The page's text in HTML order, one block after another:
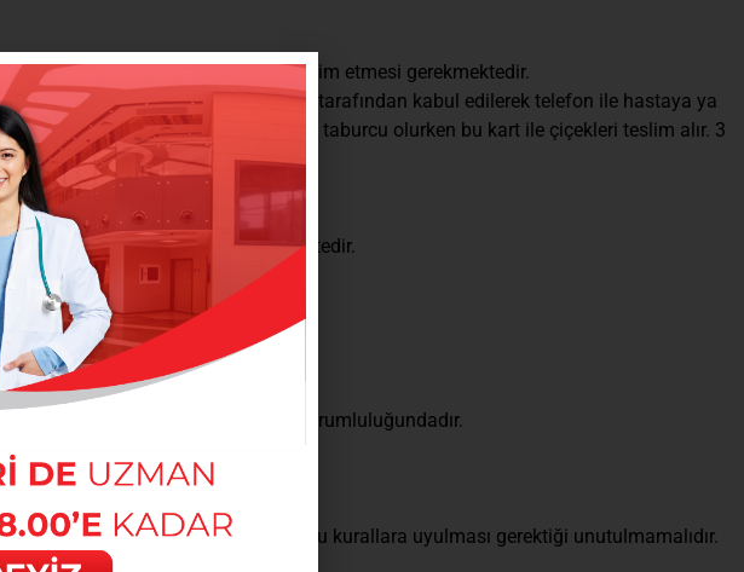
bulunan ilaçların hemşireye teslim etmesi gerekmektedir.
çiçekler lobideki danışma tarafından kabul edilerek telefon ile hastaya ya
verilir. Hasta veya hasta yakını, taburcu olurken bu kart ile çiçekleri teslim alır. 3
kesinlikle giremez.
mutlak uyması gerekmektedir.
alanlarında konuşulmamalıdır.
hasta ve hasta yakınının sorumluluğundadır.
bilgi verilmesi gerekmektedir.
faydalanabilirsiniz.
içinde farklılaşabilecek bu kurallara uyulması gerektiği unutulmamalıdır.